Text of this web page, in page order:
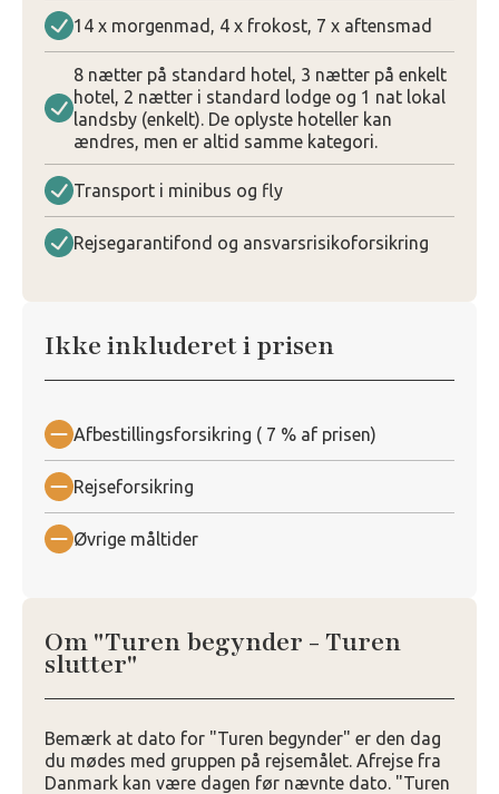
14 x morgenmad, 4 x frokost, 7 x aftensmad
8 nætter på standard hotel, 3 nætter på enkelt
hotel, 2 nætter i standard lodge og 1 nat lokal
landsby (enkelt). De oplyste hoteller kan
ændres, men er altid samme kategori.
Transport i minibus og fly
Rejsegarantifond og ansvarsrisikoforsikring
Ikke inkluderet i prisen
Afbestillingsforsikring ( 7 % af prisen)
Rejseforsikring
Øvrige måltider
Om "Turen begynder - Turen
slutter"
Bemærk at dato for "Turen begynder" er den dag
du mødes med gruppen på rejsemålet. Afrejse fra
Danmark kan være dagen før nævnte dato. "Turen